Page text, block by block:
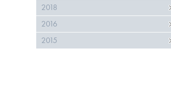
2018
2016
2015